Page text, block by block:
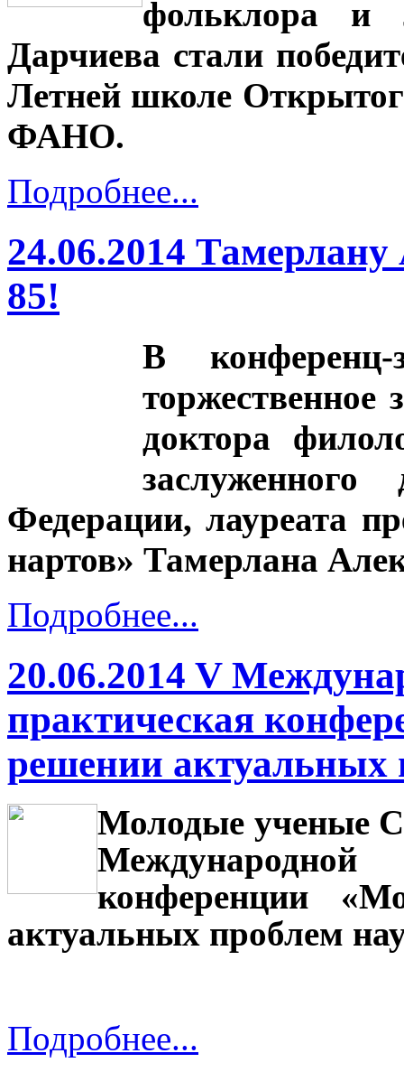
фольклора и
Дарчиева стали
Летней школе
ФАНО.
Подробнее...
24.06.2014
85!
В
торжественное
доктора
заслуженного
Федерации, лауреата
нартов» Тамерлана
Подробнее...
20.06.2014 V
практическая
решении актуальных
Молодые ученые
конференции
актуальных проблем
Подробнее...